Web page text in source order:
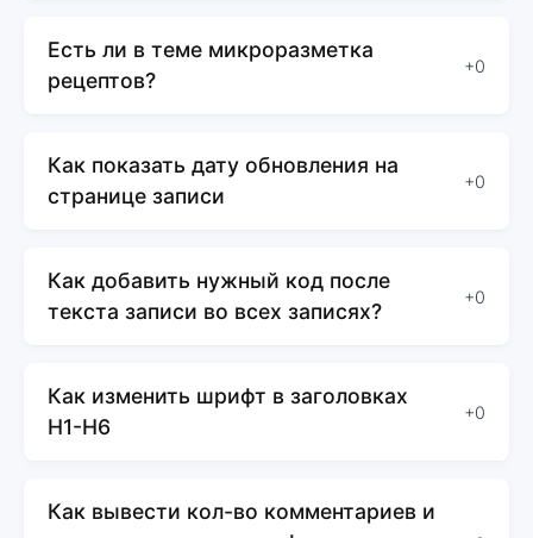
Есть ли в теме микроразметка
рецептов?
+0
Как показать дату обновления на
странице записи
+0
Как добавить нужный код после
текста записи во всех записях?
+0
Как изменить шрифт в заголовках
H1-H6
+0
Как вывести кол-во комментариев и